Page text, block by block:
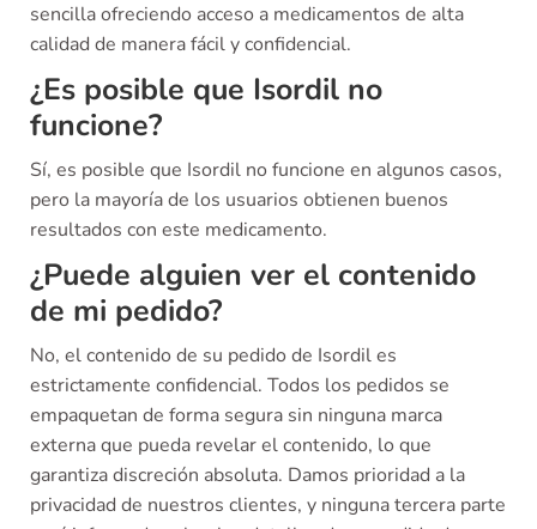
sencilla ofreciendo acceso a medicamentos de alta
calidad de manera fácil y confidencial.
¿Es posible que Isordil no
funcione?
Sí, es posible que Isordil no funcione en algunos casos,
pero la mayoría de los usuarios obtienen buenos
resultados con este medicamento.
¿Puede alguien ver el contenido
de mi pedido?
No, el contenido de su pedido de Isordil es
estrictamente confidencial. Todos los pedidos se
empaquetan de forma segura sin ninguna marca
externa que pueda revelar el contenido, lo que
garantiza discreción absoluta. Damos prioridad a la
privacidad de nuestros clientes, y ninguna tercera parte